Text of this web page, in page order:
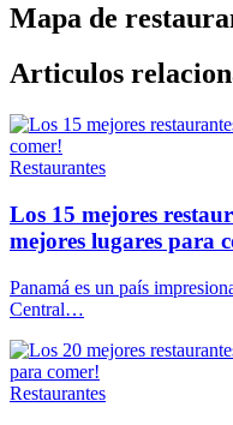
Mapa de
Articulos
Restaurantes
Los 15 mejores
mejores lugares para
Panamá es un país
Central…
Restaurantes